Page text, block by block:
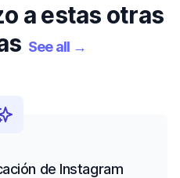
a estas otras
See all →
de Instagram